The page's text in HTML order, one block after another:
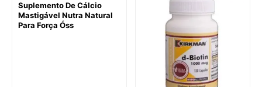
Suplemento De Cálcio
Mastigável Nutra Natural
Para Força Óss